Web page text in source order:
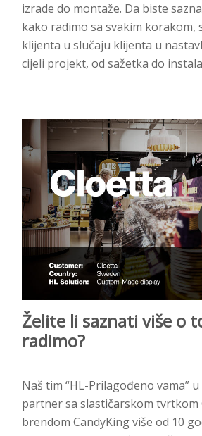
izrade do montaže. Da biste
kako radimo sa svakim korakom,
klijenta u slučaju klijenta u
cijeli projekt, od sažetka do
Želite li saznati više o
radimo?
Naš tim “HL-Prilagođeno vama” u
partner sa slastičarskom tvrtkom
brendom CandyKing više od 10